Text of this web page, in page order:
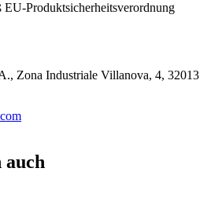
EU-Produktsicherheitsverordnung
Zona Industriale Villanova, 4, 32013
auch